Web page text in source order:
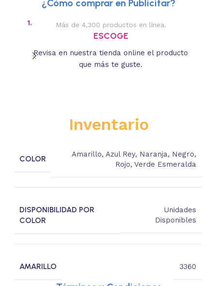
¿Cómo comprar en Publicitar?
1. Más de 4,300 productos en línea.
ESCOGE
Revisa en nuestra tienda online el producto
que más te guste.
Inventario
COLOR
Amarillo,Azul Rey, Naranja, Negro,
Rojo,Verde Esmeralda
DISPONIBILIDAD POR
COLOR
Unidades
Disponibles
AMARILLO 3360